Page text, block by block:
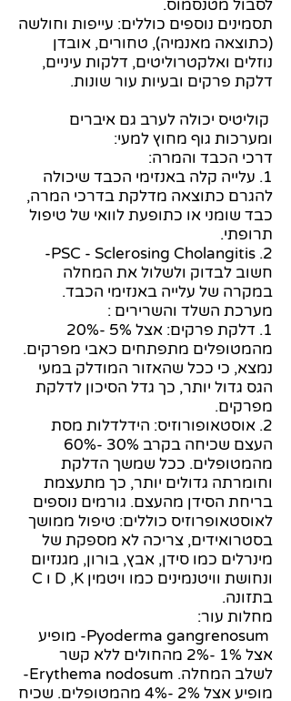
לסבול מטנסמוס.
תסמינים נוספים כוללים: עייפות וחולשה
(כתוצאה מאנמיה), טחורים, אובדן
נוזלים ואלקטרוליטים, דלקות עיניים,
דלקת פרקים ובעיות עור שונות.
קוליטיס יכולה לערב גם איברים
ומערכות גוף מחוץ למעי:
דרכי הכבד והמרה:
1. עלייה קלה באנזימי הכבד שיכולה
להגרם כתוצאה מדלקת בדרכי המרה,
כבד שומני או כתופעת לוואי של טיפול
תרופתי.
2. PSC - Sclerosing Cholangitis-
חשוב לבדוק ולשלול את המחלה
במקרה של עלייה באנזימי הכבד.
מערכת השלד והשרירים :
1. דלקת פרקים: אצל 5% -20%
מהמטופלים מתפתחים כאבי מפרקים.
נמצא, כי ככל שהאזור המודלק במעי
הגס גדול יותר, כך גדל הסיכון לדלקת
מפרקים.
2. אוסטאופורוזיס: הידלדלות מסת
העצם שכיחה בקרב 30% -60%
מהמטופלים. ככל שמשך הדלקת
וחומרתה גדולים יותר, כך מתעצמת
בריחת הסידן מהעצם. גורמים נוספים
לאוסטאופרוזיס כוללים: טיפול ממושך
בסטרואידים, צריכה לא מספקת של
מינרלים כמו סידן, אבץ, בורון, מגנזיום
ונחושת וויטנמינים כמו ויטמין D ,K ו C
בתזונה.
מחלות עור:
Pyoderma gangrenosum- מופיע
אצל 1% -2% מהחולים ללא קשר
לשלב המחלה. Erythema nodosum-
מופיע אצל 2% -4% מהמטופלים. שכיח